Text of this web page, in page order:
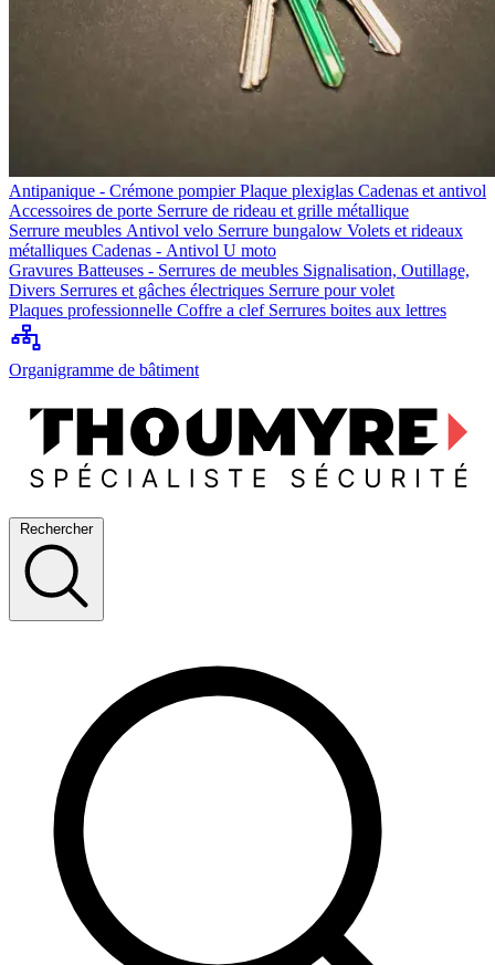
Antipanique - Crémone pompierPlaque plexiglas Cadenas et antivol
Accessoires de porte Serrure de rideau et grille métallique
Serrure meubles Antivol velo Serrure bungalow Volets et rideaux
métalliques Cadenas - Antivol U moto
Gravures Batteuses - Serrures de meubles Signalisation, Outillage,
Divers Serrures et gâches électriques Serrure pour volet
Plaques professionnelle Coffre a clef Serrures boites aux lettres
Organigramme de bâtiment
Rechercher